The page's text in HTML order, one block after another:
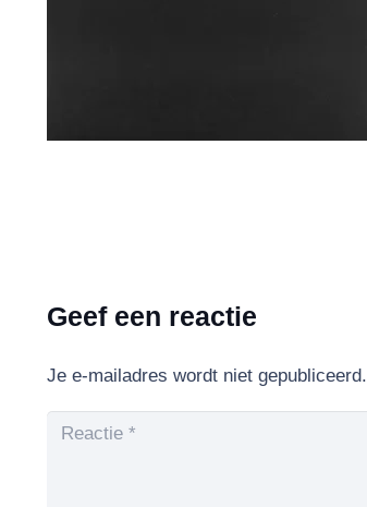
Geef een reactie
Je e-mailadres wordt niet gepubliceerd.